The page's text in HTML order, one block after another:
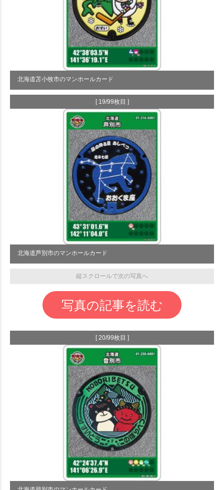
北海道苫小牧市のマンホールカード
[ 19/99枚目 ]
北海道芦別市のマンホールカード
縦スクロールで次の写真へ
写真の記事を読む
[ 20/99枚目 ]